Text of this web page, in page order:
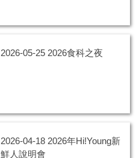
2026-05-25 2026食科之夜
2026-04-18 2026年Hi!Young新
鮮人說明會